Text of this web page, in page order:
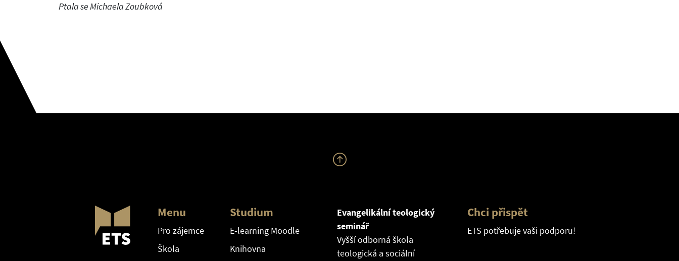
Ptala se Michaela Zoubková
Menu
Pro zájemce
Škola
Studium
E-learning Moodle
Knihovna
Evangelikální teologický
seminář
Vyšší odborná škola
teologická a sociální
Chci přispět
ETS potřebuje vaši podporu!